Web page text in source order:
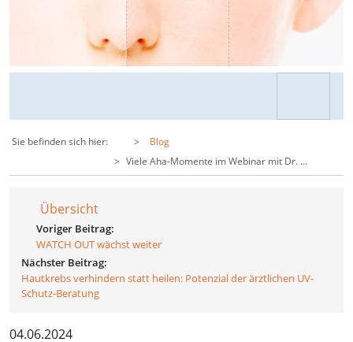
Sie befinden sich hier:
Blog
Viele Aha-Momente im Webinar mit Dr. …
Übersicht
Voriger Beitrag:
WATCH OUT wächst weiter
Nächster Beitrag:
Hautkrebs verhindern statt heilen: Potenzial der ärztlichen UV-
Schutz-Beratung
04.06.2024